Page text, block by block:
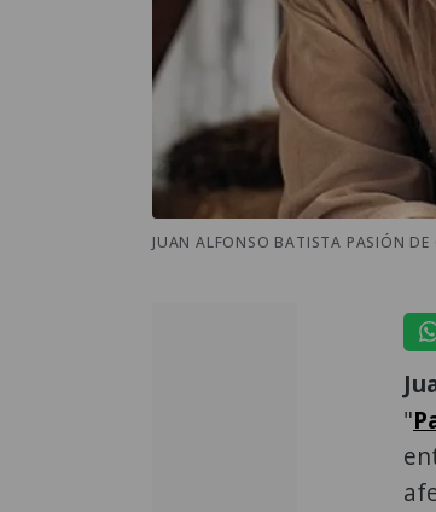
JUAN ALFONSO BATISTA PASIÓN
"